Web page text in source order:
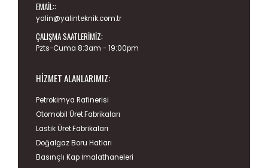
EMAIL::
yalin@yalinteknik.com.tr
ÇALIŞMA SAATLERIMIZ:
Pzts-Cuma 8:3am - 19:00pm
HIZMET ALANLARIMIZ:
Petrokimya Rafinerisi
Otomobil Üret.Fabrikaları
Lastik Üret.Fabrikaları
Doğalgaz Boru Hatları
Basınçlı Kap İmalathaneleri